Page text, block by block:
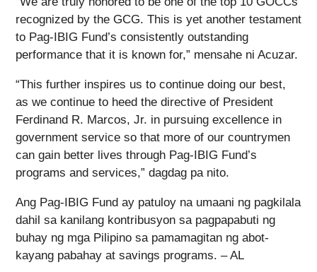
recognized by the GCG. This is yet another testament
to Pag-IBIG Fund’s consistently outstanding
performance that it is known for,” mensahe ni Acuzar.
“This further inspires us to continue doing our best,
as we continue to heed the directive of President
Ferdinand R. Marcos, Jr. in pursuing excellence in
government service so that more of our countrymen
can gain better lives through Pag-IBIG Fund’s
programs and services,” dagdag pa nito.
Ang Pag-IBIG Fund ay patuloy na umaani ng pagkilala
dahil sa kanilang kontribusyon sa pagpapabuti ng
buhay ng mga Pilipino sa pamamagitan ng abot-
kayang pabahay at savings programs. – AL